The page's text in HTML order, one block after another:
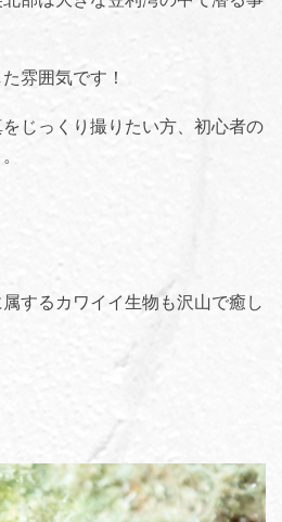
雰囲気です！
じっくり撮りたい方、初心者の
するカワイイ生物も沢山で癒し